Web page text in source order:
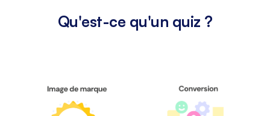
Qu'est-ce qu'un quiz ?